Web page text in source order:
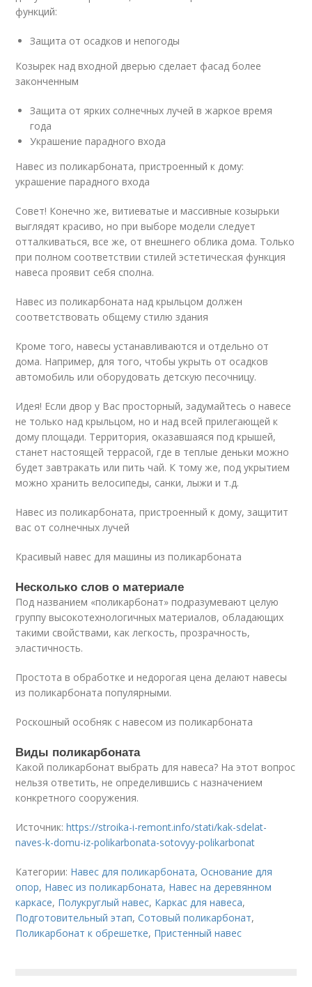
функций:
Защита от осадков и непогоды
Козырек над входной дверью сделает фасад более
законченным
Защита от ярких солнечных лучей в жаркое время
года
Украшение парадного входа
Навес из поликарбоната, пристроенный к дому:
украшение парадного входа
Совет! Конечно же, витиеватые и массивные козырьки
выглядят красиво, но при выборе модели следует
отталкиваться, все же, от внешнего облика дома. Только
при полном соответствии стилей эстетическая функция
навеса проявит себя сполна.
Навес из поликарбоната над крыльцом должен
соответствовать общему стилю здания
Кроме того, навесы устанавливаются и отдельно от
дома. Например, для того, чтобы укрыть от осадков
автомобиль или оборудовать детскую песочницу.
Идея! Если двор у Вас просторный, задумайтесь о навесе
не только над крыльцом, но и над всей прилегающей к
дому площади. Территория, оказавшаяся под крышей,
станет настоящей террасой, где в теплые деньки можно
будет завтракать или пить чай. К тому же, под укрытием
можно хранить велосипеды, санки, лыжи и т.д.
Навес из поликарбоната, пристроенный к дому, защитит
вас от солнечных лучей
Красивый навес для машины из поликарбоната
Несколько слов о материале
Под названием «поликарбонат» подразумевают целую
группу высокотехнологичных материалов, обладающих
такими свойствами, как легкость, прозрачность,
эластичность.
Простота в обработке и недорогая цена делают навесы
из поликарбоната популярными.
Роскошный особняк с навесом из поликарбоната
Виды поликарбоната
Какой поликарбонат выбрать для навеса? На этот вопрос
нельзя ответить, не определившись с назначением
конкретного сооружения.
Источник:https://stroika-i-remont.info/stati/kak-sdelat-
naves-k-domu-iz-polikarbonata-sotovyy-polikarbonat
Категории: Навес для поликарбоната,Основание для
опор, Навес из поликарбоната, Навес на деревянном
каркасе, Полукруглый навес, Каркас для навеса,
Подготовительный этап,Сотовый поликарбонат,
Поликарбонат к обрешетке, Пристенный навес